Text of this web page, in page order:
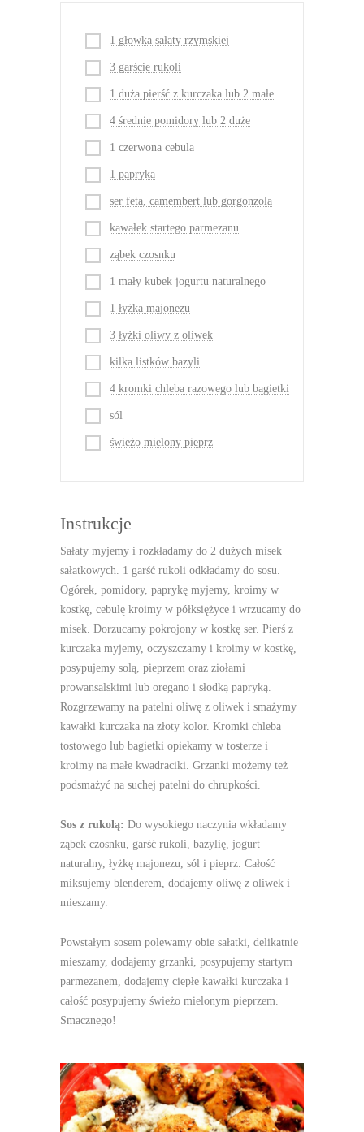
1 głowka sałaty rzymskiej
3 garście rukoli
1 duża pierść z kurczaka lub 2 małe
4 średnie pomidory lub 2 duże
1 czerwona cebula
1 papryka
ser feta, camembert lub gorgonzola
kawałek startego parmezanu
ząbek czosnku
1 mały kubek jogurtu naturalnego
1 łyżka majonezu
3 łyżki oliwy z oliwek
kilka listków bazyli
4 kromki chleba razowego lub bagietki
sól
świeżo mielony pieprz
Instrukcje
Sałaty myjemy i rozkładamy do 2 dużych misek
sałatkowych. 1 garść rukoli odkładamy do sosu.
Ogórek, pomidory, paprykę myjemy, kroimy w
kostkę, cebulę kroimy w półksiężyce i wrzucamy do
misek. Dorzucamy pokrojony w kostkę ser. Pierś z
kurczaka myjemy, oczyszczamy i kroimy w kostkę,
posypujemy solą, pieprzem oraz ziołami
prowansalskimi lub oregano i słodką papryką.
Rozgrzewamy na patelni oliwę z oliwek i smażymy
kawałki kurczaka na złoty kolor. Kromki chleba
tostowego lub bagietki opiekamy w tosterze i
kroimy na małe kwadraciki. Grzanki możemy też
podsmażyć na suchej patelni do chrupkości.
Sos z rukolą: Do wysokiego naczynia wkładamy
ząbek czosnku, garść rukoli, bazylię, jogurt
naturalny, łyżkę majonezu, sól i pieprz. Całość
miksujemy blenderem, dodajemy oliwę z oliwek i
mieszamy.
Powstałym sosem polewamy obie sałatki, delikatnie
mieszamy, dodajemy grzanki, posypujemy startym
parmezanem, dodajemy ciepłe kawałki kurczaka i
całość posypujemy świeżo mielonym pieprzem.
Smacznego!